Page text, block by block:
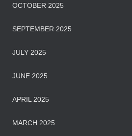
OCTOBER 2025
SEPTEMBER 2025
JULY 2025
JUNE 2025
APRIL 2025
MARCH 2025